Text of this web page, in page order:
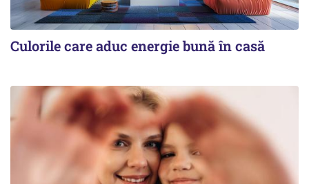
Culorile care aduc energie bună în casă